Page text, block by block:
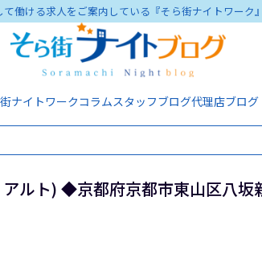
働ける求人をご案内している『そら街ナイトワーク
ナイトワークコラムスタッフブログ代理店ブログ
ルト) ◆京都府京都市東山区八坂